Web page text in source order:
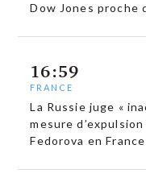
Dow Jones proche
16:59
FRANCE
La Russie juge «
mesure
Fedorova en France